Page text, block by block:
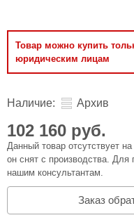
Товар можно купить
юридическим лицам
Наличие: Архив
102 160 руб.
Данный товар отсутствует
он снят с производства. Для
нашим консультантам.
Заказ